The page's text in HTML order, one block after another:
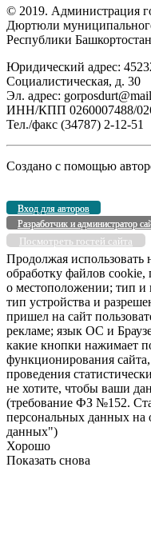
© 2019. Администрация
Дюртюли
Республики Башкортостан
Юридический адрес:
Социалистическая, д. 30
Эл. адрес:
ИНН/КПП 0260007488/
Тел./факс (34787) 2-12-51
Создано с помощью
Вход для авторов
Разработчик и администратор
Посмотреть гостей сайта
Продолжая использовать
обработку файлов cookie,
о местоположении; тип и
тип устройства и
пришел на сайт
рекламе; язык ОС и
какие кнопки нажимает
функционирования
проведения
не хотите, чтобы ваши
(требование ФЗ №152.
персональных данных на
данных")
Хорошо
Показать снова